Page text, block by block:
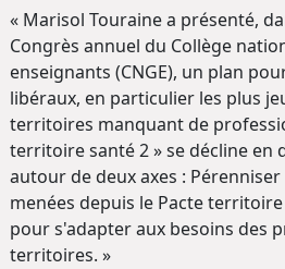
« Marisol Touraine a présenté,
Congrès annuel du Collège
enseignants (CNGE), un plan
libéraux, en particulier les plus
territoires manquant de
territoire santé 2 » se décline en
autour de deux axes :
menées depuis le Pacte
pour s'adapter aux besoins des
territoires. »